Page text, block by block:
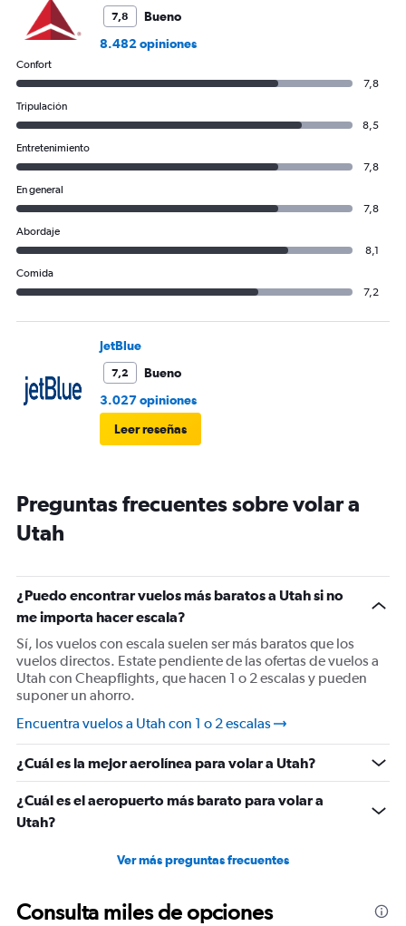
7,8
Bueno
8.482 opiniones
Confort
7,8
Tripulación
8,5
Entretenimiento
7,8
En general
7,8
Abordaje
8,1
Comida
7,2
JetBlue
7,2
Bueno
3.027 opiniones
Leer reseñas
Preguntas frecuentes sobre volar a
Utah
¿Puedo encontrar vuelos más baratos a Utah si no
me importa hacer escala?
Sí, los vuelos con escala suelen ser más baratos que los
vuelos directos. Estate pendiente de las ofertas de vuelos a
Utah con Cheapflights, que hacen 1 o 2 escalas y pueden
suponer un ahorro.
Encuentra vuelos a Utah con 1 o 2 escalas
¿Cuál es la mejor aerolínea para volar a Utah?
¿Cuál es el aeropuerto más barato para volar a
Utah?
Ver más preguntas frecuentes
Consulta miles de opciones